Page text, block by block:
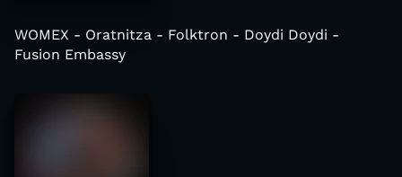
WOMEX - Oratnitza - Folktron - Doydi Doydi -
Fusion Embassy